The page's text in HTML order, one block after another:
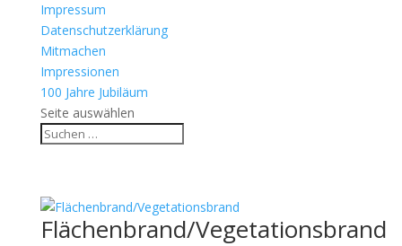
Impressum
Datenschutzerklärung
Mitmachen
Impressionen
100 Jahre Jubiläum
Seite auswählen
Flächenbrand/Vegetationsbrand